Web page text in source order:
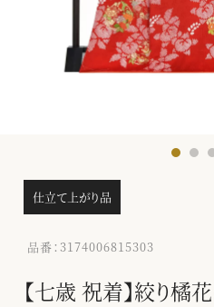
仕立て上がり品
品番：3174006815303
【七歳 祝着】絞り橘花